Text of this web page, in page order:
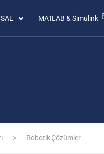
MATLAB & Simulink
Robotik Çözümler